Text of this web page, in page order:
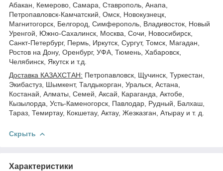
Абакан, Кемерово, Самара, Ставрополь, Анапа,
Петропавловск-Камчатский, Омск, Новокузнецк,
Магнитогорск, Белгород, Симферополь, Владивосток, Новый
Уренгой, Южно-Сахалинск, Москва, Сочи, Новосибирск,
Санкт-Петербург, Пермь, Иркутск, Сургут, Томск, Магадан,
Ростов на Дону, Оренбург, УФА, Тюмень, Хабаровск,
Челябинск, Якутск и т.д.
Доставка КАЗАХСТАН: Петропавловск, Щучинск, Туркестан,
Экибастуз, Шымкент, Талдыкорган, Уральск, Астана,
Костанай, Алматы, Семей, Аксай, Караганда, Актобе,
Кызылорда, Усть-Каменогорск, Павлодар, Рудный, Балхаш,
Тараз, Темиртау, Кокшетау, Актау, Жезказган, Атырау и т. д.
Скрыть
Характеристики